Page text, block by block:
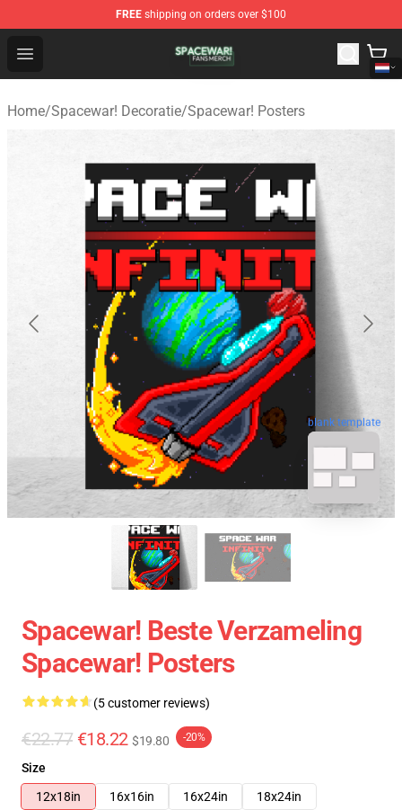
FREE shipping on orders over $100
Open menu
Spacewar! Shop - Official Spacewar! Merchandise Store
Home/Spacewar! Decoratie/Spacewar! Posters
blank template
Spacewar! Beste Verzameling
Spacewar! Posters
(5 customer reviews)
€22.77 €18.22 $19.80 -20%
Size
12x18in
16x16in 16x24in 18x24in